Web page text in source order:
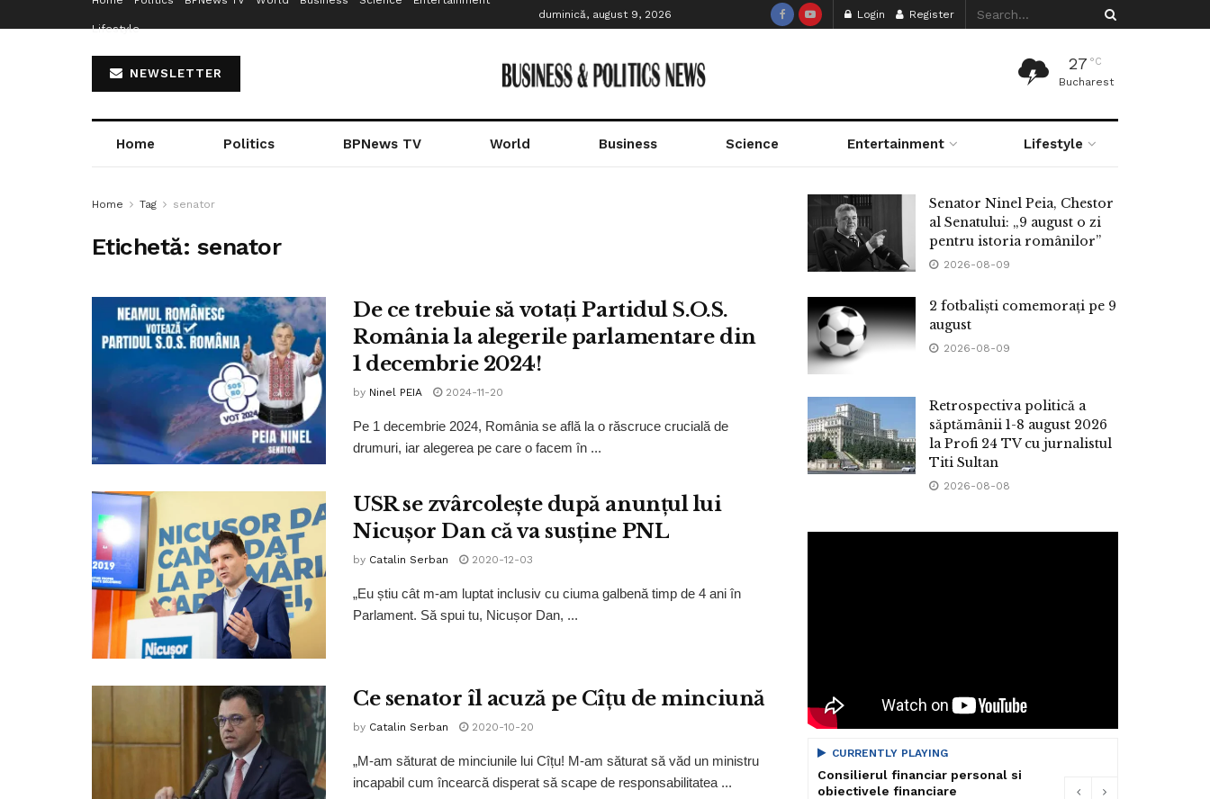
Lifestyle
duminică, august 9, 2026 Login Register
NEWSLETTER
27 °C
Bucharest
Home Politics BPNews TV World Business Science Entertainment Lifestyle
Home Tag senator
Etichetă: senator
De ce trebuie să votați Partidul S.O.S.
România la alegerile parlamentare din
1 decembrie 2024!
by Ninel PEIA 2024-11-20
Pe 1 decembrie 2024, România se află la o răscruce crucială de
drumuri, iar alegerea pe care o facem în ...
USR se zvârcolește după anunțul lui
Nicușor Dan că va susține PNL
by Catalin Serban 2020-12-03
„Eu știu cât m-am luptat inclusiv cu ciuma galbenă timp de 4 ani în
Parlament. Să spui tu, Nicușor Dan, ...
Ce senator îl acuză pe Cîțu de minciună
by Catalin Serban 2020-10-20
„M-am săturat de minciunile lui Cîțu! M-am săturat să văd un ministru
incapabil cum încearcă disperat să scape de responsabilitatea ...
Senator Ninel Peia, Chestor
al Senatului: „9 august o zi
pentru istoria românilor”
2026-08-09
2 fotbaliști comemorați pe 9
august
2026-08-09
Retrospectiva politică a
săptămânii 1-8 august 2026
la Profi 24 TV cu jurnalistul
Titi Sultan
2026-08-08
CURRENTLY PLAYING
Consilierul financiar personal si
obiectivele financiare